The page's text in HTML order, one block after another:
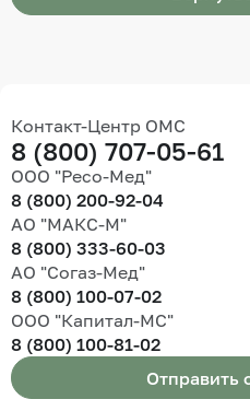
Контакт-Центр ОМС
8 (800) 707-05-61
ООО "Ресо-Мед"
8 (800) 200-92-04
АО "МАКС-М"
8 (800) 333-60-03
АО "Согаз-Мед"
8 (800) 100-07-02
ООО "Капитал-МС"
8 (800) 100-81-02
Отправить